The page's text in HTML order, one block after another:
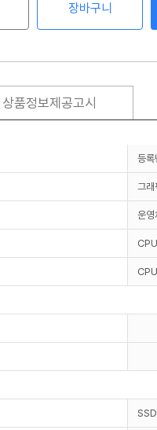
장바구니
상품정보제공고시
등록
그래
운영